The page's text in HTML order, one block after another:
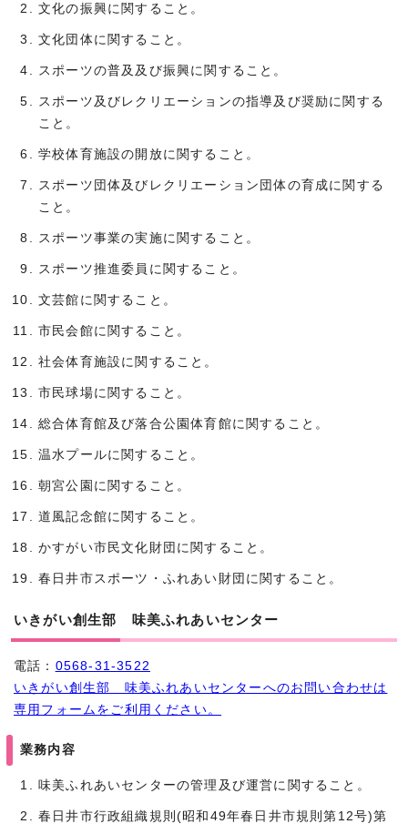
文化の振興に関すること。
文化団体に関すること。
スポーツの普及及び振興に関すること。
スポーツ及びレクリエーションの指導及び奨励に関する
こと。
学校体育施設の開放に関すること。
スポーツ団体及びレクリエーション団体の育成に関する
こと。
スポーツ事業の実施に関すること。
スポーツ推進委員に関すること。
文芸館に関すること。
市民会館に関すること。
社会体育施設に関すること。
市民球場に関すること。
総合体育館及び落合公園体育館に関すること。
温水プールに関すること。
朝宮公園に関すること。
道風記念館に関すること。
かすがい市民文化財団に関すること。
春日井市スポーツ・ふれあい財団に関すること。
いきがい創生部 味美ふれあいセンター
電話： 0568-31-3522
いきがい創生部 味美ふれあいセンターへのお問い合わせは
専用フォームをご利用ください。
業務内容
味美ふれあいセンターの管理及び運営に関すること。
春日井市行政組織規則(昭和49年春日井市規則第12号)第